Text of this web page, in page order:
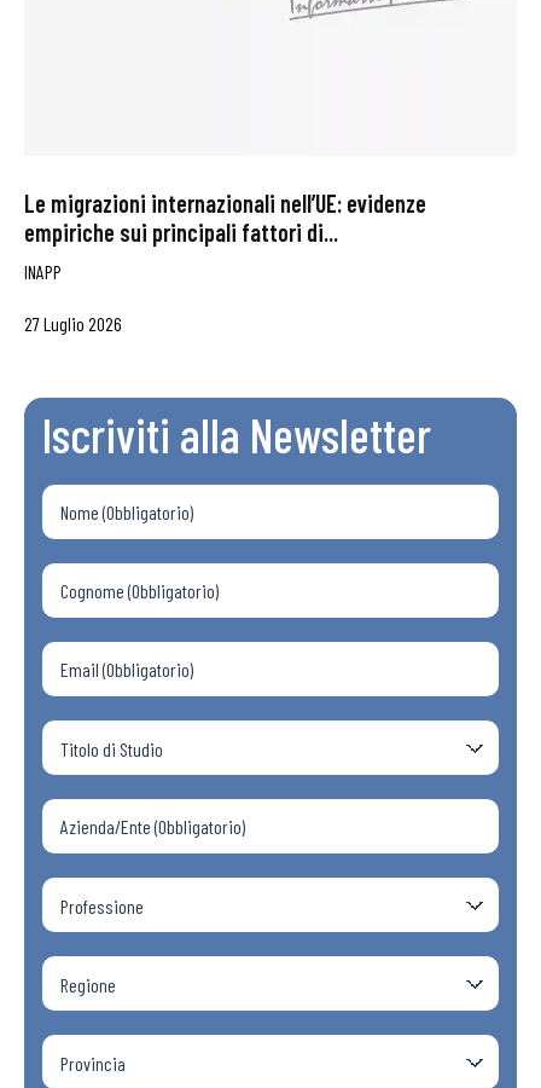
Le migrazioni internazionali nell’UE: evidenze
empiriche sui principali fattori di...
INAPP
27 Luglio 2026
Iscriviti alla Newsletter